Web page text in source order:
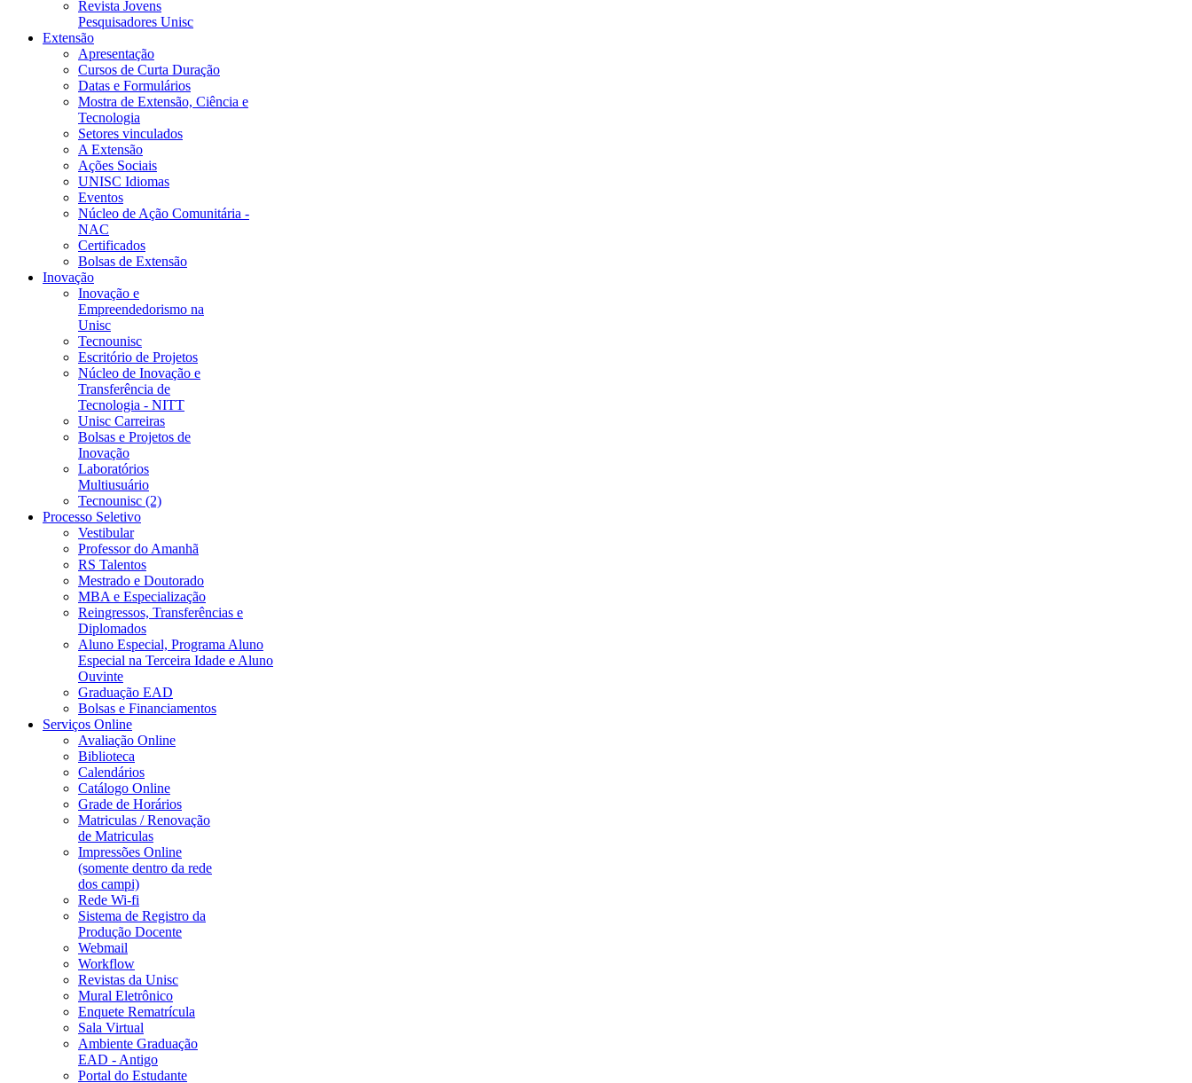
Revista Jovens
Pesquisadores Unisc
Extensão
Apresentação
Cursos de Curta Duração
Datas e Formulários
Mostra de Extensão, Ciência e
Tecnologia
Setores vinculados
A Extensão
Ações Sociais
UNISC Idiomas
Eventos
Núcleo de Ação Comunitária -
NAC
Certificados
Bolsas de Extensão
Inovação
Inovação e
Empreendedorismo na
Unisc
Tecnounisc
Escritório de Projetos
Núcleo de Inovação e
Transferência de
Tecnologia - NITT
Unisc Carreiras
Bolsas e Projetos de
Inovação
Laboratórios
Multiusuário
Tecnounisc (2)
Processo Seletivo
Vestibular
Professor do Amanhã
RS Talentos
Mestrado e Doutorado
MBA e Especialização
Reingressos, Transferências e
Diplomados
Aluno Especial, Programa Aluno
Especial na Terceira Idade e Aluno
Ouvinte
Graduação EAD
Bolsas e Financiamentos
Serviços Online
Avaliação Online
Biblioteca
Calendários
Catálogo Online
Grade de Horários
Matriculas / Renovação
de Matriculas
Impressões Online
(somente dentro da rede
dos campi)
Rede Wi-fi
Sistema de Registro da
Produção Docente
Webmail
Workflow
Revistas da Unisc
Mural Eletrônico
Enquete Rematrícula
Sala Virtual
Ambiente Graduação
EAD - Antigo
Portal do Estudante